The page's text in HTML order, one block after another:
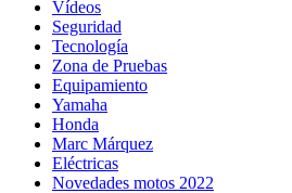
Vídeos
Seguridad
Tecnología
Zona de Pruebas
Equipamiento
Yamaha
Honda
Marc Márquez
Eléctricas
Novedades motos 2022